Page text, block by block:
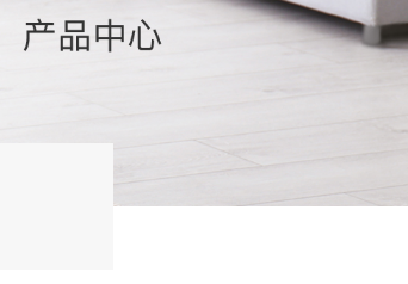
交联管系列